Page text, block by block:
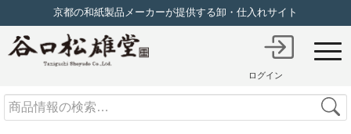
京都の和紙製品メーカーが提供する卸・仕入れサイト
ログイン
Search